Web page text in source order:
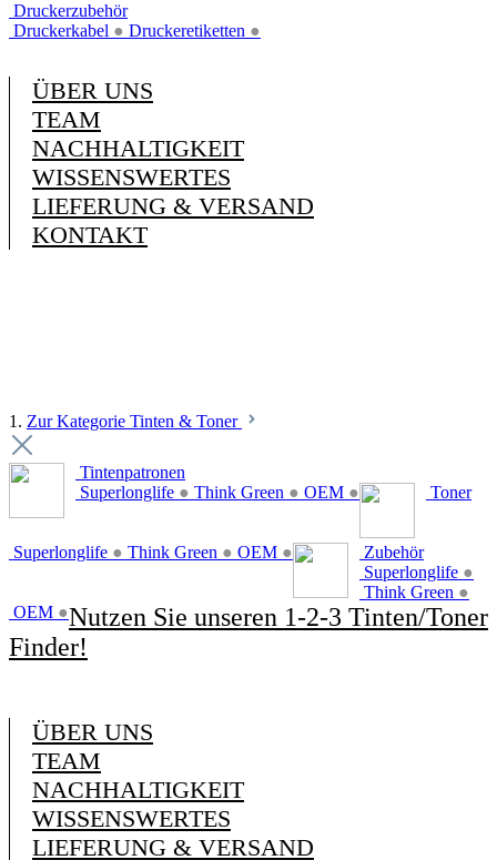
Druckerzubehör
Druckerkabel ● Druckeretiketten ●
ÜBER UNS
TEAM
NACHHALTIGKEIT
WISSENSWERTES
LIEFERUNG & VERSAND
KONTAKT
1. Zur Kategorie Tinten & Toner
Tintenpatronen
Superlonglife ● Think Green ● OEM ● Toner
Superlonglife ● Think Green ● OEM ●
Zubehör
Superlonglife ●
Think Green ●
OEM ●Nutzen Sie unseren 1-2-3 Tinten/Toner
Finder!
ÜBER UNS
TEAM
NACHHALTIGKEIT
WISSENSWERTES
LIEFERUNG & VERSAND